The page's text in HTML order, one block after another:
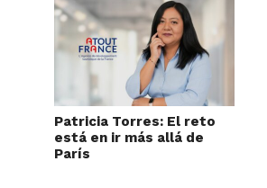
Patricia Torres: El reto
está en ir más allá de
París